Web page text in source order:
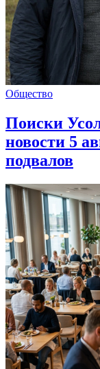
Общество
Поиски
новости 5
подвалов